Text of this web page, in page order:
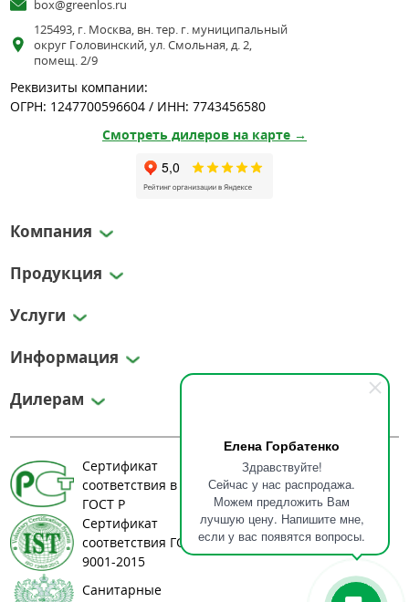
Елена Горбатенко
Здравствуйте!
Сейчас у нас распродажа.
Можем предложить Вам
лучшую цену. Напишите мне,
если у вас появятся вопросы.
box@greenlos.ru
125493, г. Москва, вн. тер. г. муниципальный
округ Головинский, ул. Смольная, д. 2,
помещ. 2/9
Реквизиты компании:
ОГРН: 1247700596604 / ИНН: 7743456580
Смотреть дилеров на карте →
Компания
Продукция
Услуги
Информация
Дилерам
Сертификат
соответствия в системе
ГОСТ Р
Сертификат
соответствия ГОСТ ИСО
9001-2015
Санитарные